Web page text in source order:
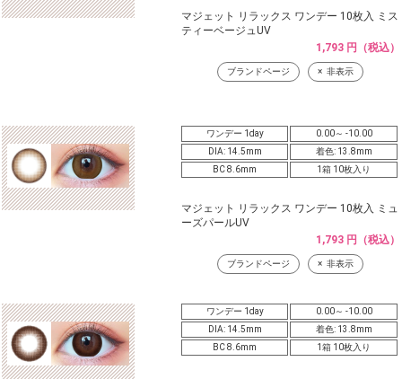
マジェット リラックス ワンデー 10枚入 ミス
ティーベージュUV
1,793 円（税込）
ブランドページ 非表示
ワンデー 1day
0.00～ -10.00
DIA: 14.5mm
着色: 13.8mm
BC 8.6mm
1箱 10枚入り
マジェット リラックス ワンデー 10枚入 ミュ
ーズパールUV
1,793 円（税込）
ブランドページ 非表示
ワンデー 1day
0.00～ -10.00
DIA: 14.5mm
着色: 13.8mm
BC 8.6mm
1箱 10枚入り